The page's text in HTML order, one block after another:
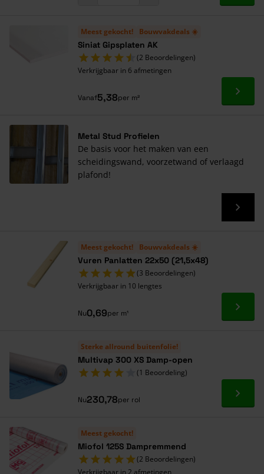
20
Meest gekocht! Bouwvakdeals ☀️
Siniat Gipsplaten AK
(2 Beoordelingen)
Verkrijgbaar in 6 afmetingen
Vanaf5,38per m² Ga
Metal Stud Profielen
De basis voor het maken van een
scheidingswand, voorzetwand of verlaagd
plafond!
Meest gekocht! Bouwvakdeals ☀️
Vuren Panlatten 22x50 (21,5x48)
(3 Beoordelingen)
Verkrijgbaar in 10 lengtes
Nu0,69per m¹ Ga
Sterke allround buitenfolie!
Multivap 300 XS Damp-open
(1 Beoordeling)
Nu230,78per rol Ga
Meest gekocht!
Miofol 125S Dampremmend
(2 Beoordelingen)
Verkrijgbaar in 2 afmetingen